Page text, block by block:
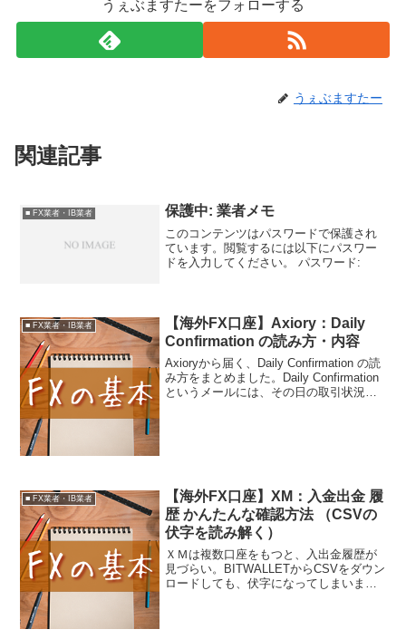
うぇぶますたーをフォローする
うぇぶますたー
関連記事
■ FX業者・IB業者 保護中: 業者メモ
このコンテンツはパスワードで保護され
ています。閲覧するには以下にパスワー
ドを入力してください。 パスワード:
■ FX業者・IB業者
【海外FX口座】Axiory：Daily
Confirmation の読み方・内容
Axioryから届く、Daily Confirmation の読
み方をまとめました。Daily Confirmation
というメールには、その日の取引状況が
■ FX業者・IB業者
【海外FX口座】XM：入金出金 履
歴 かんたんな確認方法 （CSVの
伏字を読み解く）
ＸＭは複数口座をもつと、入出金履歴が
見づらい。BITWALLETからCSVをダウン
ロードしても、伏字になってしまいま